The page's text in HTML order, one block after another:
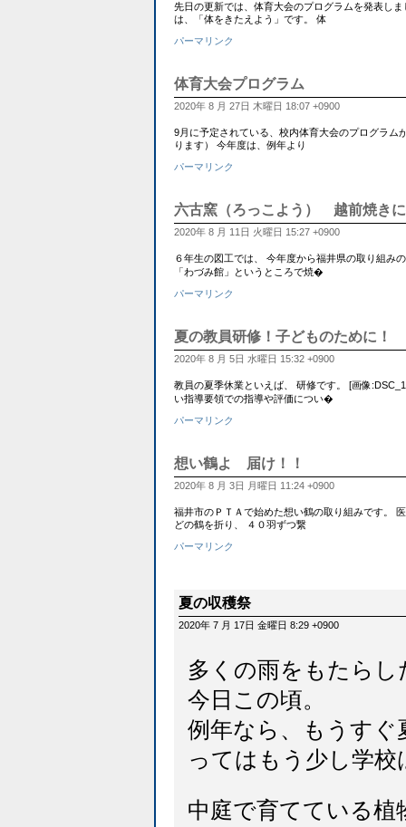
先日の更新では、体育大会のプログラムを発表し
は、「体をきたえよう」です。 体
パーマリンク
体育大会プログラム
2020年 8 月 27日 木曜日 18:07 +0900
9月に予定されている、校内体育大会のプログラ
ります） 今年度は、例年より
パーマリンク
六古窯（ろっこよう） 越前焼き
2020年 8 月 11日 火曜日 15:27 +0900
６年生の図工では、 今年度から福井県の取り組み
「わづみ館」というところで焼�
パーマリンク
夏の教員研修！子どものために！
2020年 8 月 5日 水曜日 15:32 +0900
教員の夏季休業といえば、 研修です。 [画像
い指導要領での指導や評価につい�
パーマリンク
想い鶴よ 届け！！
2020年 8 月 3日 月曜日 11:24 +0900
福井市のＰＴＡで始めた想い鶴の取り組みです。
どの鶴を折り、 ４０羽ずつ繋
パーマリンク
夏の収穫祭
2020年 7 月 17日 金曜日 8:29 +0900
多くの雨をもたら
今日この頃。
例年なら、もうす
ってはもう少し学校
中庭で育てている